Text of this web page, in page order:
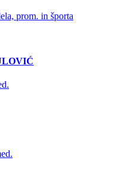
prom. in športa